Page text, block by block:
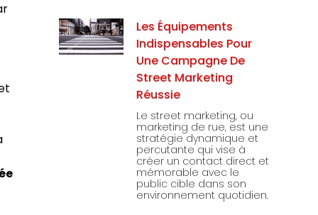
Les Équipements
Indispensables Pour
Une Campagne De
Street Marketing
Réussie
Le street marketing, ou
marketing de rue, est une
stratégie dynamique et
percutante qui vise à
créer un contact direct et
mémorable avec le
public cible dans son
environnement quotidien.